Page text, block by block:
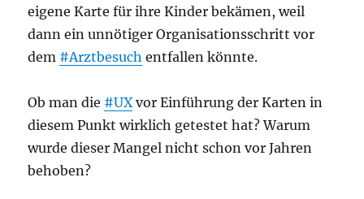
eigene Karte für ihre Kinder bekämen, weil
dann ein unnötiger Organisationsschritt vor
dem #Arztbesuch entfallen könnte.
Ob man die #UXvor Einführung der Karten in
diesem Punkt wirklich getestet hat? Warum
wurde dieser Mangel nicht schon vor Jahren
behoben?